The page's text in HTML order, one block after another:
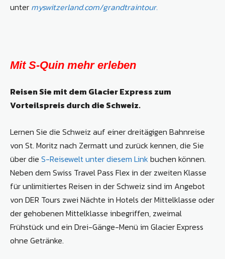
unter myswitzerland.com/grandtraintour.
Mit S-Quin mehr erleben
Reisen Sie mit dem Glacier Express zum
Vorteilspreis durch die Schweiz.
Lernen Sie die Schweiz auf einer dreitägigen Bahnreise
von St. Moritz nach Zermatt und zurück kennen, die Sie
über die S-Reisewelt unter diesem Link buchen können.
Neben dem Swiss Travel Pass Flex in der zweiten Klasse
für unlimitiertes Reisen in der Schweiz sind im Angebot
von DER Tours zwei Nächte in Hotels der Mittelklasse oder
der gehobenen Mittelklasse inbegriffen, zweimal
Frühstück und ein Drei-Gänge-Menü im Glacier Express
ohne Getränke.